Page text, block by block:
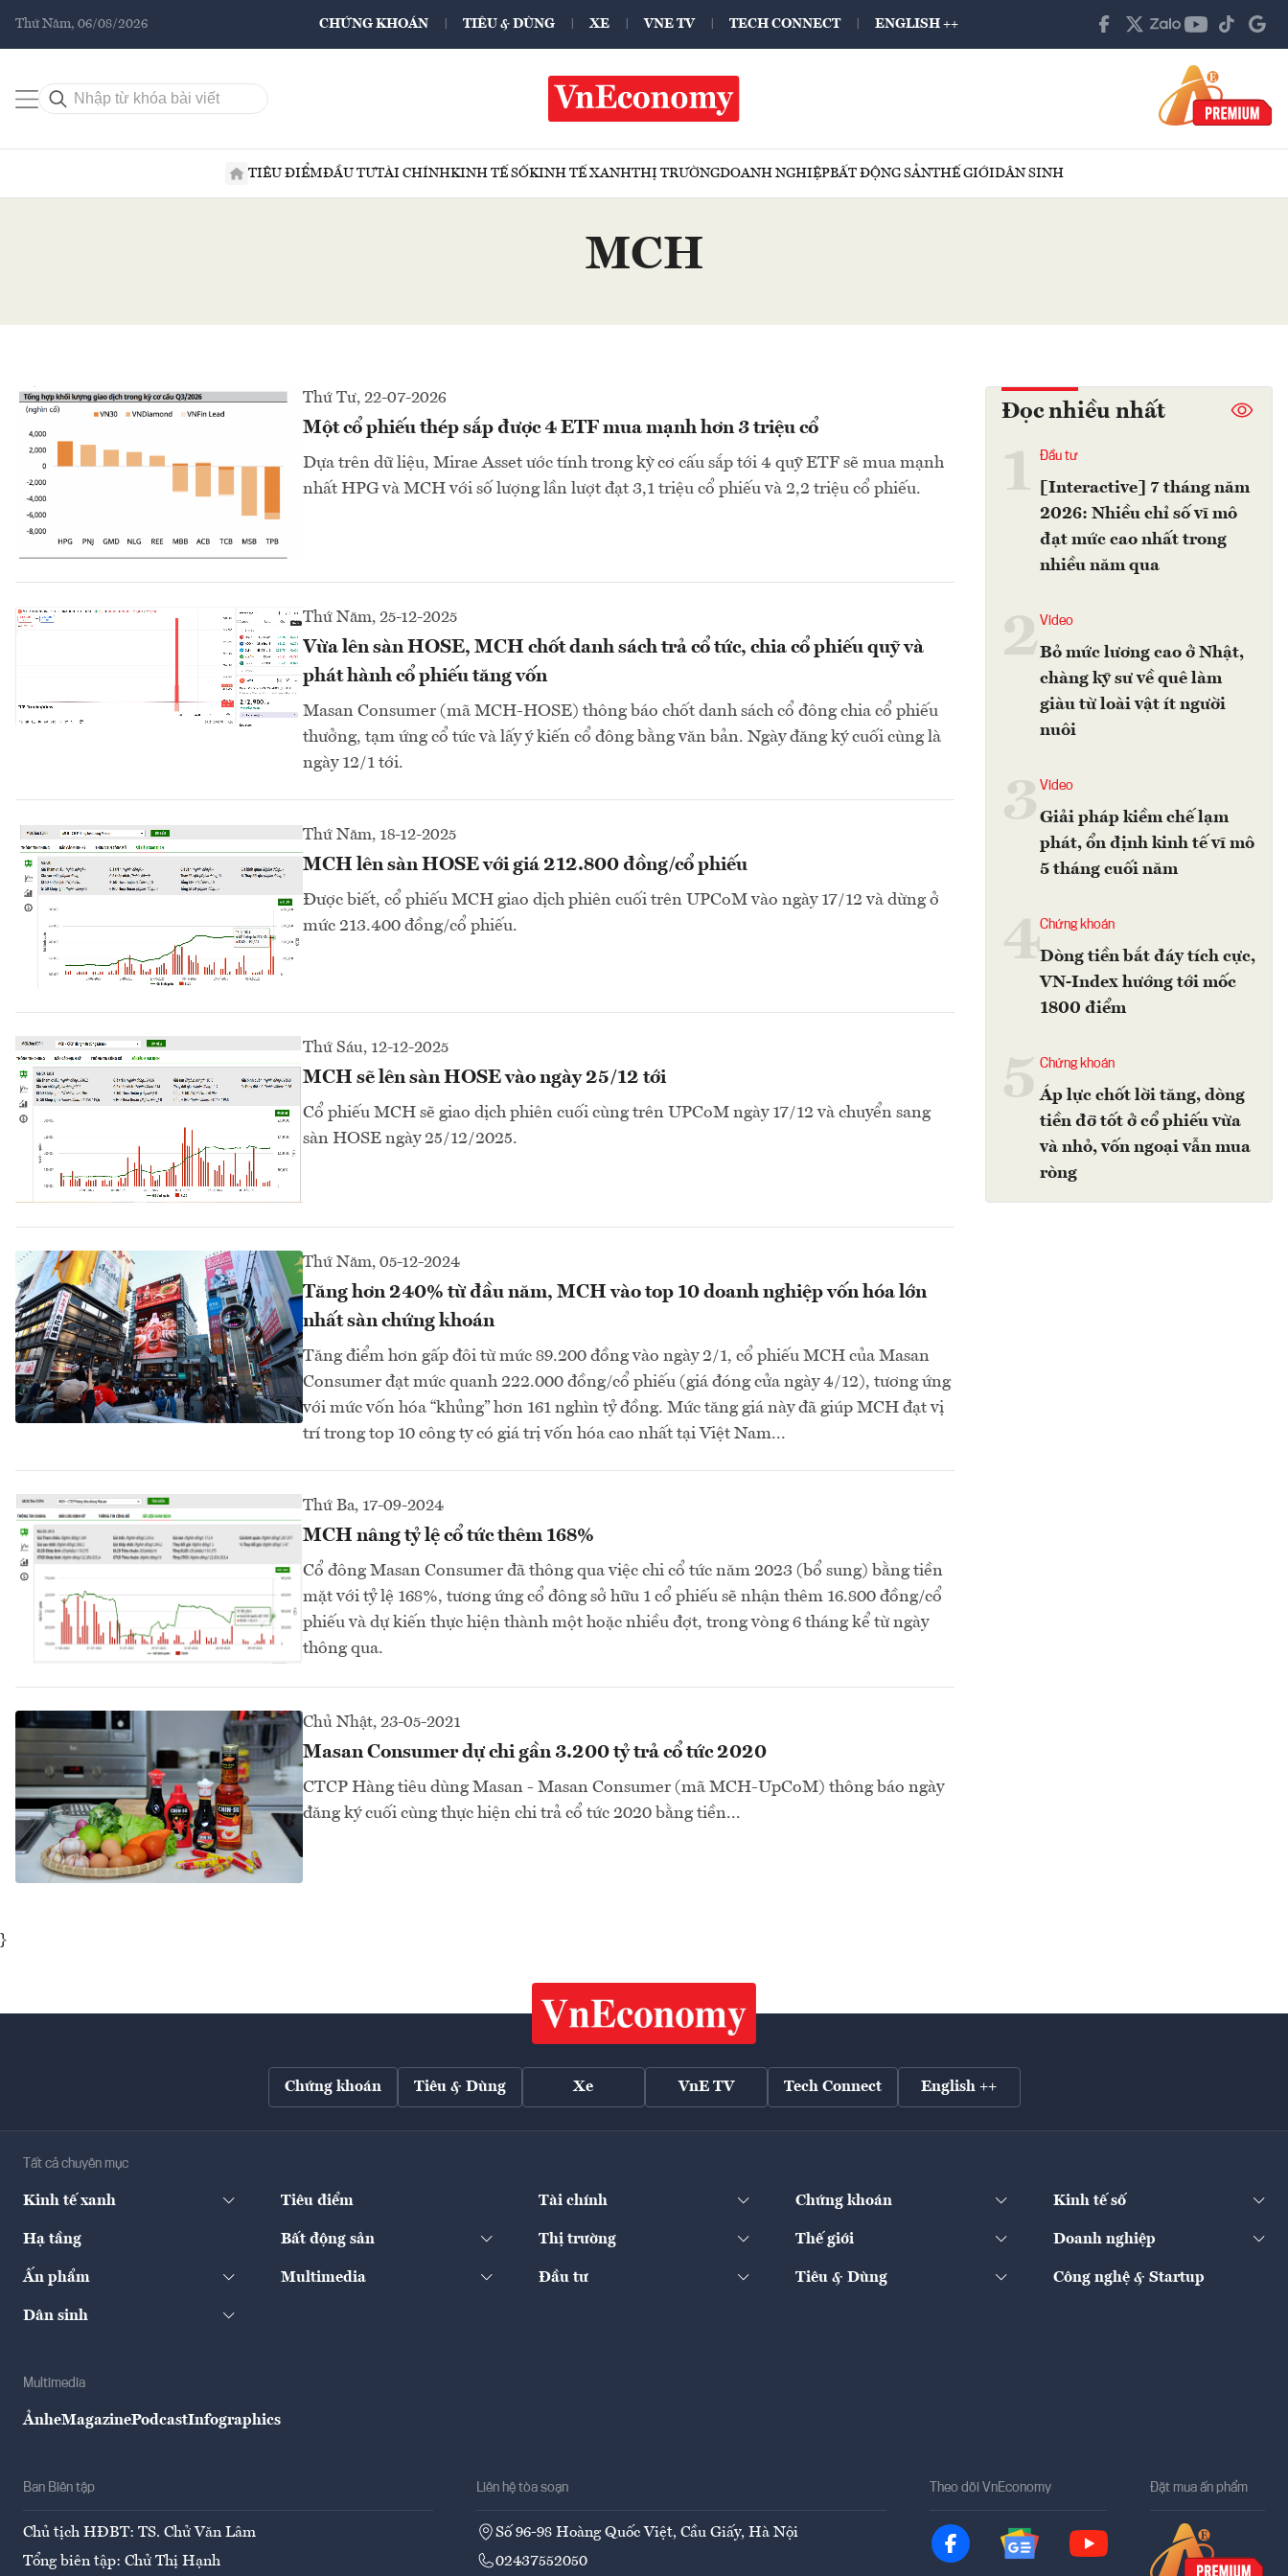
Thứ Năm, 06/08/2026 CHỨNG KHOÁN TIÊU & DÙNG XE VNE TV TECH CONNECT ENGLISH ++
TIÊU ĐIỂMĐẦU TƯTÀI CHÍNHKINH TẾ SỐKINH TẾ XANHTHỊ TRƯỜNGDOANH NGHIỆPBẤT ĐỘNG SẢNTHẾ GIỚIDÂN SINH
MCH
Thứ Tư, 22-07-2026
Một cổ phiếu thép sắp được 4 ETF mua mạnh hơn 3 triệu cổ
Dựa trên dữ liệu, Mirae Asset ước tính trong kỳ cơ cấu sắp tới 4 quỹ ETF sẽ mua mạnh
nhất HPG và MCH với số lượng lần lượt đạt 3,1 triệu cổ phiếu và 2,2 triệu cổ phiếu.
Thứ Năm, 25-12-2025
Vừa lên sàn HOSE, MCH chốt danh sách trả cổ tức, chia cổ phiếu quỹ và
phát hành cổ phiếu tăng vốn
Masan Consumer (mã MCH-HOSE) thông báo chốt danh sách cổ đông chia cổ phiếu
thưởng, tạm ứng cổ tức và lấy ý kiến cổ đông bằng văn bản. Ngày đăng ký cuối cùng là
ngày 12/1 tới.
Thứ Năm, 18-12-2025
MCH lên sàn HOSE với giá 212.800 đồng/cổ phiếu
Được biết, cổ phiếu MCH giao dịch phiên cuối trên UPCoM vào ngày 17/12 và dừng ở
mức 213.400 đồng/cổ phiếu.
Thứ Sáu, 12-12-2025
MCH sẽ lên sàn HOSE vào ngày 25/12 tới
Cổ phiếu MCH sẽ giao dịch phiên cuối cùng trên UPCoM ngày 17/12 và chuyển sang
sàn HOSE ngày 25/12/2025.
Thứ Năm, 05-12-2024
Tăng hơn 240% từ đầu năm, MCH vào top 10 doanh nghiệp vốn hóa lớn
nhất sàn chứng khoán
Tăng điểm hơn gấp đôi từ mức 89.200 đồng vào ngày 2/1, cổ phiếu MCH của Masan
Consumer đạt mức quanh 222.000 đồng/cổ phiếu (giá đóng cửa ngày 4/12), tương ứng
với mức vốn hóa “khủng” hơn 161 nghìn tỷ đồng. Mức tăng giá này đã giúp MCH đạt vị
trí trong top 10 công ty có giá trị vốn hóa cao nhất tại Việt Nam...
Thứ Ba, 17-09-2024
MCH nâng tỷ lệ cổ tức thêm 168%
Cổ đông Masan Consumer đã thông qua việc chi cổ tức năm 2023 (bổ sung) bằng tiền
mặt với tỷ lệ 168%, tương ứng cổ đông sở hữu 1 cổ phiếu sẽ nhận thêm 16.800 đồng/cổ
phiếu và dự kiến thực hiện thành một hoặc nhiều đợt, trong vòng 6 tháng kể từ ngày
thông qua.
Chủ Nhật, 23-05-2021
Masan Consumer dự chi gần 3.200 tỷ trả cổ tức 2020
CTCP Hàng tiêu dùng Masan - Masan Consumer (mã MCH-UpCoM) thông báo ngày
đăng ký cuối cùng thực hiện chi trả cổ tức 2020 bằng tiền...
Đọc nhiều nhất
Đầu tư
[Interactive] 7 tháng năm
2026: Nhiều chỉ số vĩ mô
đạt mức cao nhất trong
nhiều năm qua
2Video
Bỏ mức lương cao ở Nhật,
chàng kỹ sư về quê làm
giàu từ loài vật ít người
nuôi
Video
Giải pháp kiềm chế lạm
phát, ổn định kinh tế vĩ mô
5 tháng cuối năm
4Chứng khoán
Dòng tiền bắt đáy tích cực,
VN-Index hướng tới mốc
1800 điểm
Chứng khoán
Áp lực chốt lời tăng, dòng
tiền đỡ tốt ở cổ phiếu vừa
và nhỏ, vốn ngoại vẫn mua
ròng
}
Chứng khoán Tiêu & Dùng Xe VnE TV Tech Connect English ++
Tất cả chuyên mục
Kinh tế xanh Tiêu điểm Tài chính Chứng khoán Kinh tế số
Hạ tầng Bất động sản Thị trường Thế giới Doanh nghiệp
Ấn phẩm Multimedia Đầu tư Tiêu & Dùng Công nghệ & Startup
Dân sinh
Multimedia
ẢnheMagazinePodcastInfographics
Ban Biên tập
Chủ tịch HĐBT: TS. Chử Văn Lâm
Tổng biên tập: Chử Thị Hạnh
Liên hệ tòa soạn
Số 96-98 Hoàng Quốc Việt, Cầu Giấy, Hà Nội
02437552050
Theo dõi VnEconomy Đặt mua ấn phẩm